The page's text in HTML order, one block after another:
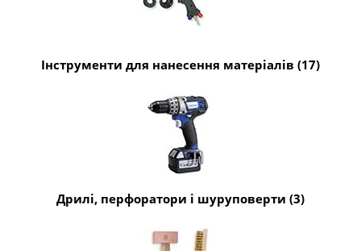
Інструменти для нанесення матеріалів (17)
Дрилі, перфоратори і шуруповерти (3)